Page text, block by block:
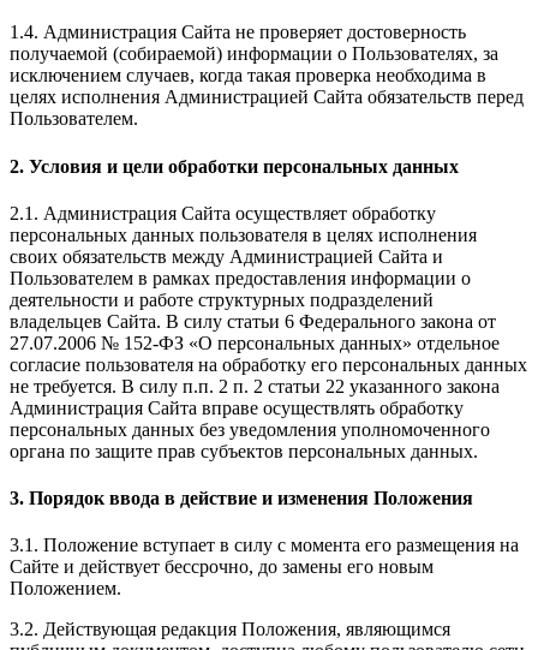
1.4. Администрация Сайта не проверяет достоверность
получаемой (собираемой) информации о Пользователях, за
исключением случаев, когда такая проверка необходима в
целях исполнения Администрацией Сайта обязательств перед
Пользователем.
2. Условия и цели обработки персональных данных
2.1. Администрация Сайта осуществляет обработку
персональных данных пользователя в целях исполнения
своих обязательств между Администрацией Сайта и
Пользователем в рамках предоставления информации о
деятельности и работе структурных подразделений
владельцев Сайта. В силу статьи 6 Федерального закона от
27.07.2006 № 152-ФЗ «О персональных данных» отдельное
согласие пользователя на обработку его персональных данных
не требуется. В силу п.п. 2 п. 2 статьи 22 указанного закона
Администрация Сайта вправе осуществлять обработку
персональных данных без уведомления уполномоченного
органа по защите прав субъектов персональных данных.
3. Порядок ввода в действие и изменения Положения
3.1. Положение вступает в силу с момента его размещения на
Сайте и действует бессрочно, до замены его новым
Положением.
3.2. Действующая редакция Положения, являющимся